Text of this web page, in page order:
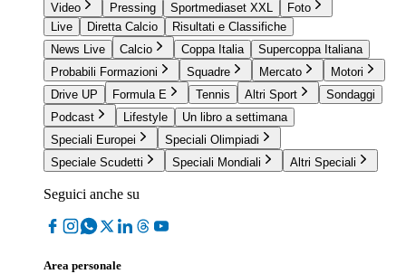
Video Pressing Sportmediaset XXL
Foto
Live
Diretta Calcio
Risultati e Classifiche
News Live
Calcio Coppa Italia
Supercoppa Italiana
Probabili Formazioni
Squadre Mercato
Motori
Drive UP
Formula E Tennis Altri Sport
Sondaggi
Podcast
Lifestyle
Un libro a settimana
Speciali Europei
Speciali Olimpiadi
Speciale Scudetti
Speciali Mondiali Altri Speciali
Seguici anche su
Area personale